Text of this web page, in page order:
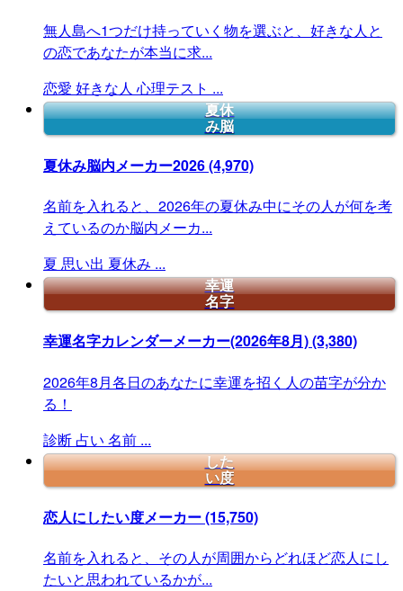
無人島へ1つだけ持っていく物を選ぶと、好きな人と
の恋であなたが本当に求...
恋愛 好きな人 心理テスト ...
夏休
み脳
夏休み脳内メーカー2026(4,970)
名前を入れると、2026年の夏休み中にその人が何を考
えているのか脳内メーカ...
夏 思い出 夏休み ...
幸運
名字
幸運名字カレンダーメーカー(2026年8月)(3,380)
2026年8月各日のあなたに幸運を招く人の苗字が分か
る！
診断 占い 名前 ...
した
い度
恋人にしたい度メーカー(15,750)
名前を入れると、その人が周囲からどれほど恋人にし
たいと思われているかが...